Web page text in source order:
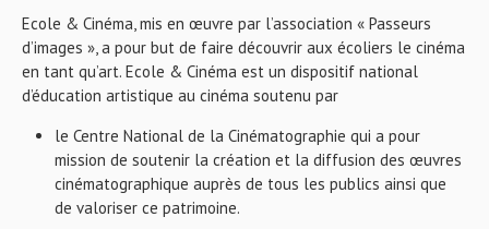
Ecole & Cinéma, mis en œuvre par l’association « Passeurs
d’images », a pour but de faire découvrir aux écoliers le cinéma
en tant qu’art. Ecole & Cinéma est un dispositif national
d’éducation artistique au cinéma soutenu par
le Centre National de la Cinématographie qui a pour
mission de soutenir la création et la diffusion des œuvres
cinématographique auprès de tous les publics ainsi que
de valoriser ce patrimoine.